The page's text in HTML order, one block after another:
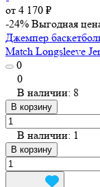
от 4 170 ₽
-24% Выгодная
Джемпер
Match Longsleeve
0
0
В наличии: 8
В корзину
В наличии: 1
В корзину